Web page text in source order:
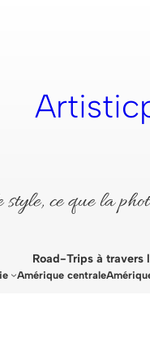
ce que la
Road-Trips à travers
Amérique centrale